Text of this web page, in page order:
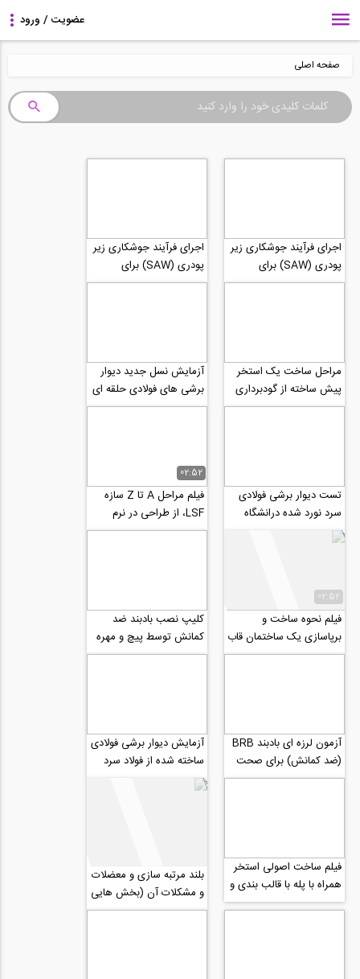
صفحه اصلی
اجرای فرآیند جوشکاری زیر
پودری (SAW) برای
جوشکاری تیر ورق در
اجرای فرآیند جوشکاری زیر
پودری (SAW) برای
جوشکاری تیر ورق در
مراحل ساخت یک استخر
پیش ساخته از گودبرداری
تا آب اندازی
آزمایش نسل جدید دیوار
برشی های فولادی حلقه ای
شکل با کارایی بالاتر نسبت
تست دیوار برشی فولادی
سرد نورد شده درانشگاه
برکلی امریکا
02:52
فیلم مراحل A تا Z سازه
LSF، از طراحی در نرم
افزار، سایز بندی، فرمان به
02:52
فیلم نحوه ساخت و
برپاسازی یک ساختمان قاب
فولادی سبم LSF دو طبقه
کلیپ نصب بادبند ضد
کمانش توسط پیچ و مهره
در لس آنجلس
آزمون لرزه ای بادبند BRB
(ضد کمانش) برای صحت
سنجی عملکرد
آزمایش دیوار برشی فولادی
ساخته شده از فولاد سرد
نورد شده CFS
فیلم ساخت اصولی استخر
همراه با پله با قالب بندی و
بتن ریزی
بلند مرتبه سازی و معضلات
و مشکلات آن (بخش هایی
از مصاحبه رادیو808 با